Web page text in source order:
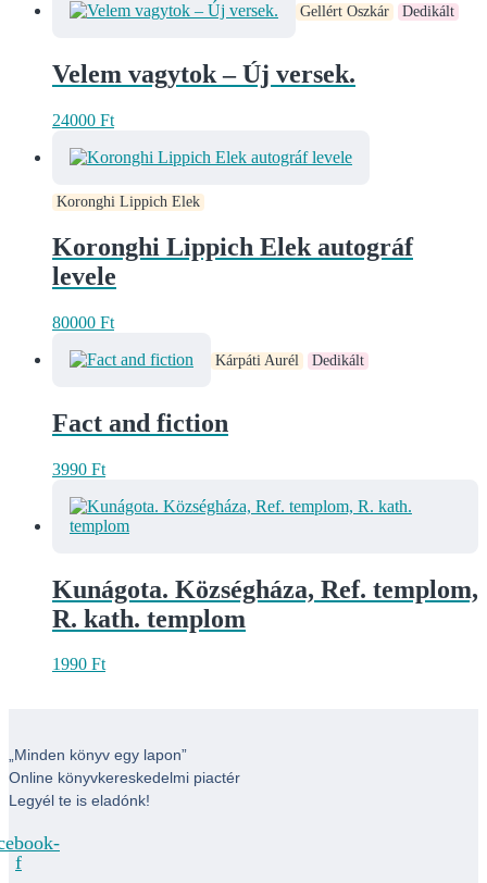
Gellért Oszkár Dedikált
Velem vagytok – Új versek.
24000 Ft
Koronghi Lippich Elek
Koronghi Lippich Elek autográf
levele
80000 Ft
Kárpáti Aurél Dedikált
Fact and fiction
3990 Ft
Kunágota. Községháza, Ref. templom,
R. kath. templom
1990 Ft
„Minden könyv egy lapon”
Online könyvkereskedelmi piactér
Legyél te is eladónk!
f